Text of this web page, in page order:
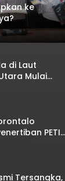
ke
di Laut
Mulai
PETI
Tersangka,